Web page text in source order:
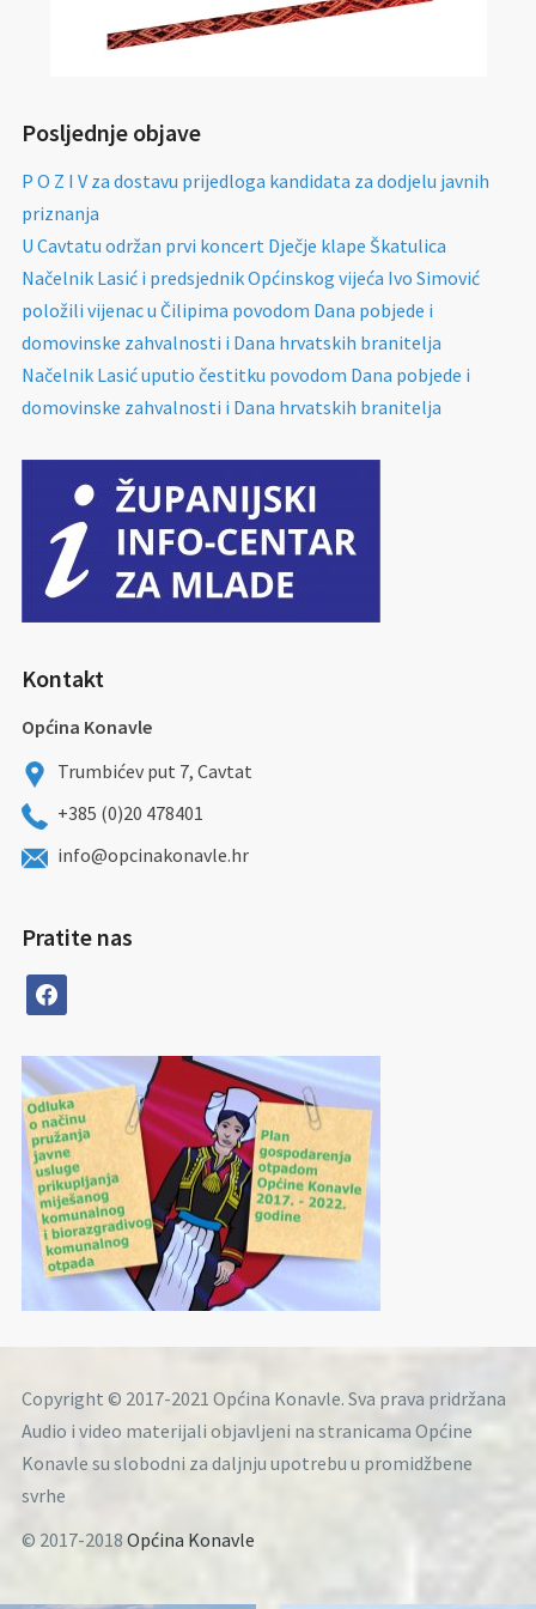
Posljednje objave
P O Z I V za dostavu prijedloga kandidata za dodjelu javnih
priznanja
U Cavtatu održan prvi koncert Dječje klape Škatulica
Načelnik Lasić i predsjednik Općinskog vijeća Ivo Simović
položili vijenac u Čilipima povodom Dana pobjede i
domovinske zahvalnosti i Dana hrvatskih branitelja
Načelnik Lasić uputio čestitku povodom Dana pobjede i
domovinske zahvalnosti i Dana hrvatskih branitelja
Kontakt
Općina Konavle
Trumbićev put 7, Cavtat
+385 (0)20 478401
info@opcinakonavle.hr
Pratite nas
facebook
Copyright © 2017-2021 Općina Konavle. Sva prava pridržana
Audio i video materijali objavljeni na stranicama Općine
Konavle su slobodni za daljnju upotrebu u promidžbene
svrhe
© 2017-2018 Općina Konavle